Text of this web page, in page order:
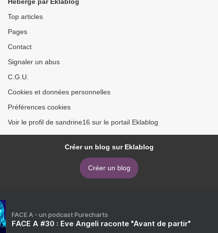
Top articles
Pages
Contact
Signaler un abus
C.G.U.
Cookies et données personnelles
Préférences cookies
Voir le profil de sandrine16 sur le portail Eklablog
Créer un blog sur Eklablog
Créer un blog
FACE A - un podcast Purecharts
FACE A #30 : Eve Angeli raconte "Avant de partir"